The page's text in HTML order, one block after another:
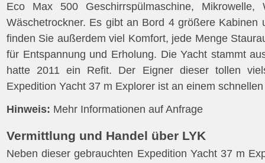
Eco Max 500 Geschirrspülmaschine, Mikrowelle,
Wäschetrockner. Es gibt an Bord 4 größere Kabinen
finden Sie außerdem viel Komfort, jede Menge
für Entspannung und Erholung. Die Yacht stammt
hatte 2011 ein Refit. Der Eigner dieser tollen
Expedition Yacht 37 m Explorer ist an einem
Hinweis: Mehr Informationen auf Anfrage
Vermittlung und Handel über LYK
Neben dieser gebrauchten Expedition Yacht 37 m